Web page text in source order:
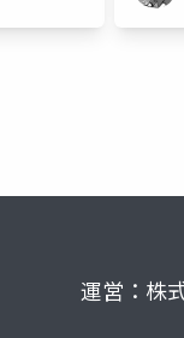
運営：株